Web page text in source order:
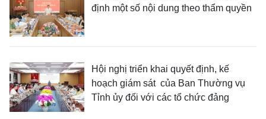
định một số nội dung theo thẩm quyền
Hội nghị triển khai quyết định, kế
hoạch giám sát của Ban Thường vụ
Tỉnh ủy đối với các tổ chức đảng